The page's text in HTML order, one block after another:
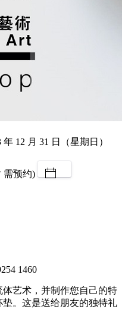
12 月 31 日（星期日）
需预约)
1460
艺术，并制作您自己的特
。这是送给朋友的独特礼